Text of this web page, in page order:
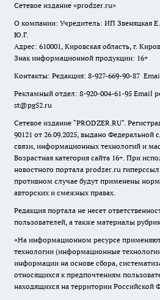
Сетевое издание «prodzer.ru»
О компании: Учредитель: ИП Звеняцкая
Ю.Г.
Адрес: 610001, Кировская область, г.
Знак информационной продукции: 16+
Контакты: Редакция: 8-927-669-90-87
Рекламный отдел: 8-920-004-61-95 Email
st@pg52.ru
Сетевое издание "PRODZER.RU".
90121 от 26.09.2025, выдано Федеральной
связи, информационных технологий и
Возрастная категория сайта 16+. При
новостного портала prodzer.ru
противном случае будут применены
авторских и смежных правах.
Редакция портала не несет
пользователей, а также материалы
«На информационном ресурсе
технологии (информационные
информации на основе сбора,
относящихся к предпочтениям
находящихся на территории Российской